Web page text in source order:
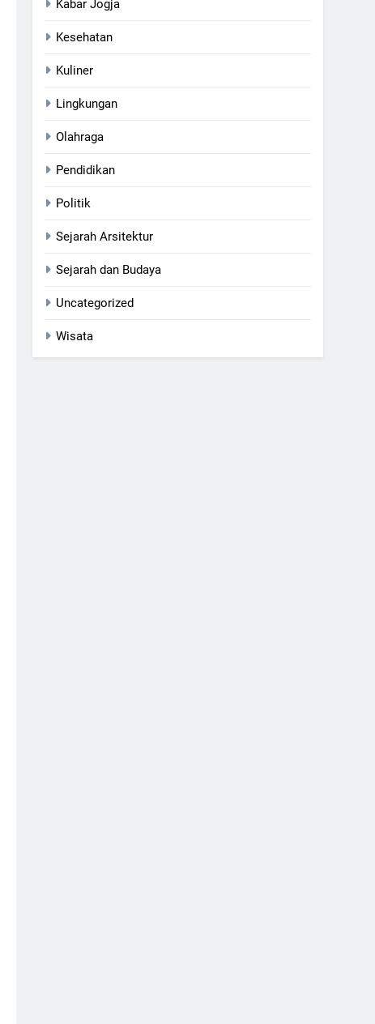
Kabar Jogja
Kesehatan
Kuliner
Lingkungan
Olahraga
Pendidikan
Politik
Sejarah Arsitektur
Sejarah dan Budaya
Uncategorized
Wisata